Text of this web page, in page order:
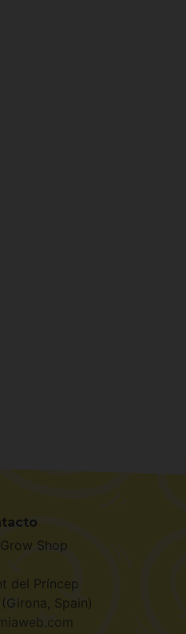
Shop
del Príncep
Spain)